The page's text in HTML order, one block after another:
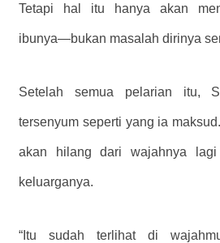
Tetapi hal itu hanya akan
ibunya—bukan masalah dirinya
Setelah semua pelarian itu,
tersenyum seperti yang ia
akan hilang dari wajahnya
keluarganya.
“Itu sudah terlihat di